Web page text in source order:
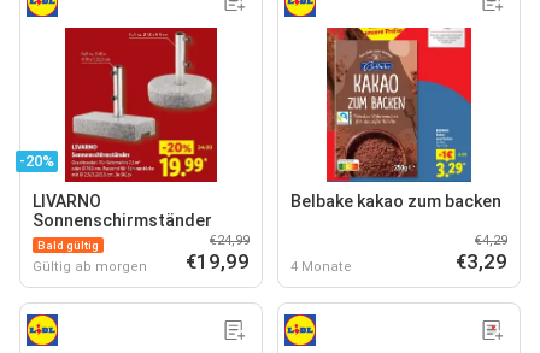
-20%
LIVARNO
Sonnenschirmständer
Bald gültig
Gültig ab morgen
€24,99
€19,99
Belbake kakao zum backen
4 Monate
€4,29
€3,29